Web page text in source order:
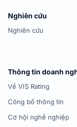
Nghiên cứu
Nghiên cứu
Thông tin doanh
Về VIS Rating
Công bố thông tin
Cơ hội nghề nghiệp